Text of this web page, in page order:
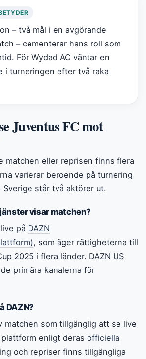
– två mål i en avgörande
– cementerar hans roll som
För Wydad AC väntar en
i turneringen efter två raka
Juventus FC mot
matchen eller reprisen finns flera
varierar beroende på turnering
står två aktörer ut.
visar matchen?
på DAZN
, som äger rättigheterna till
2025 i flera länder. DAZN US
primära kanalerna för
DAZN?
matchen som tillgänglig att se live
enligt deras officiella
och repriser finns tillgängliga